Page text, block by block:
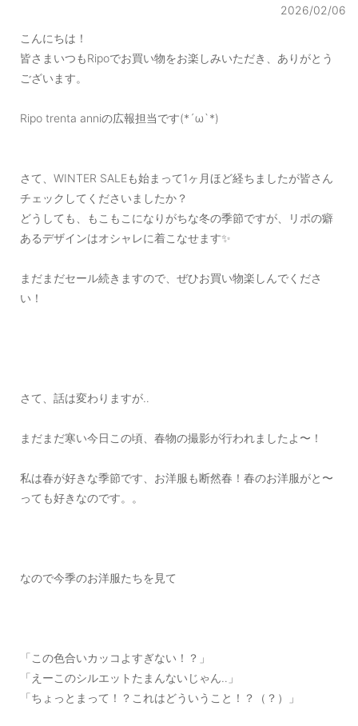
2026/02/06
こんにちは！
皆さまいつもRipoでお買い物をお楽しみいただき、ありがとう
ございます。
Ripo trenta anniの広報担当です(*´ω`*)
さて、WINTER SALEも始まって1ヶ月ほど経ちましたが皆さん
チェックしてくださいましたか？
どうしても、もこもこになりがちな冬の季節ですが、リポの癖
あるデザインはオシャレに着こなせます✨
まだまだセール続きますので、ぜひお買い物楽しんでくださ
い！
さて、話は変わりますが‥
まだまだ寒い今日この頃、春物の撮影が行われましたよ〜！
私は春が好きな季節です、お洋服も断然春！春のお洋服がと〜
っても好きなのです。。
なので今季のお洋服たちを見て
「この色合いカッコよすぎない！？」
「えーこのシルエットたまんないじゃん‥」
「ちょっとまって！？これはどういうこと！？（？）」